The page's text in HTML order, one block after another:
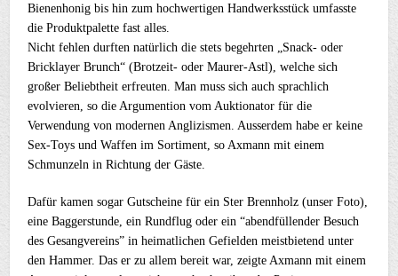
Bienenhonig bis hin zum hochwertigen Handwerksstück umfasste
die Produktpalette fast alles.
Nicht fehlen durften natürlich die stets begehrten „Snack- oder
Bricklayer Brunch“ (Brotzeit- oder Maurer-Astl), welche sich
großer Beliebtheit erfreuten. Man muss sich auch sprachlich
evolvieren, so die Argumention vom Auktionator für die
Verwendung von modernen Anglizismen. Ausserdem habe er keine
Sex-Toys und Waffen im Sortiment, so Axmann mit einem
Schmunzeln in Richtung der Gäste.
Dafür kamen sogar Gutscheine für ein Ster Brennholz (unser Foto),
eine Baggerstunde, ein Rundflug oder ein “abendfüllender Besuch
des Gesangvereins” in heimatlichen Gefielden meistbietend unter
den Hammer. Das er zu allem bereit war, zeigte Axmann mit einem